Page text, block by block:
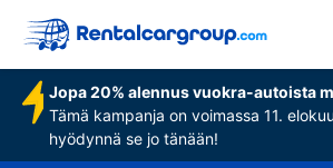
Jopa 20% alennus vuokra-autoista
Tämä kampanja on voimassa 11.
hyödynnä se jo tänään!